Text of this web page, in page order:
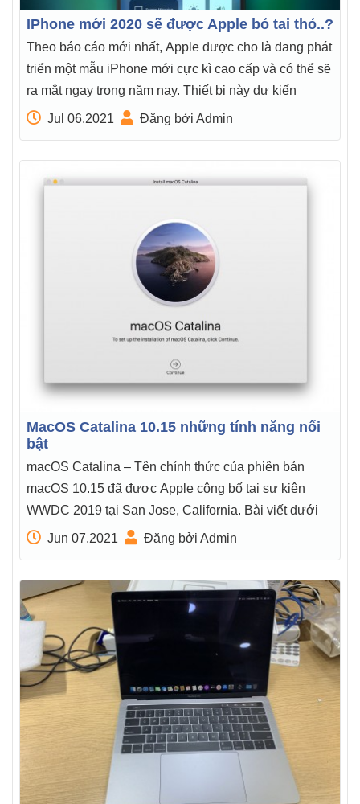
IPhone mới 2020 sẽ được Apple bỏ tai thỏ..?
Theo báo cáo mới nhất, Apple được cho là đang phát
triển một mẫu iPhone mới cực kì cao cấp và có thể sẽ
ra mắt ngay trong năm nay. Thiết bị này dự kiến
Jul 06.2021 Đăng bởi Admin
MacOS Catalina 10.15 những tính năng nổi
bật
macOS Catalina – Tên chính thức của phiên bản
macOS 10.15 đã được Apple công bố tại sự kiện
WWDC 2019 tại San Jose, California. Bài viết dưới
Jun 07.2021 Đăng bởi Admin